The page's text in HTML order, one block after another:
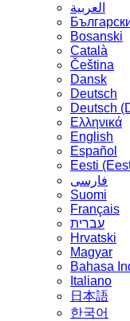
العربية
Bosanski
Сatalà
Čeština
Dansk
Deutsch
Deutsch
Ελληνικά
English
Español
Eesti
فارسی
Suomi
Français
עברית
Hrvatski
Magyar
Bahasa
Italiano
日本語
한국어